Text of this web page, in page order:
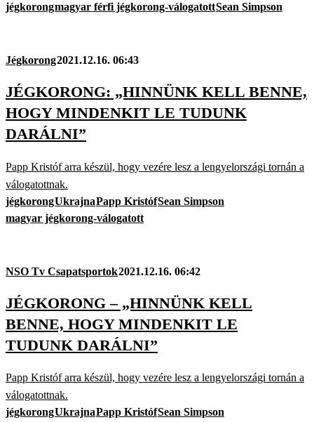
jégkorongmagyar férfi jégkorong-válogatottSean Simpson
Jégkorong2021.12.16. 06:43
JÉGKORONG: „HINNÜNK KELL BENNE,
HOGY MINDENKIT LE TUDUNK
DARÁLNI”
Papp Kristóf arra készül, hogy vezére lesz a lengyelországi tornán a
válogatottnak.
jégkorongUkrajnaPapp KristófSean Simpson
magyar jégkorong-válogatott
NSO Tv Csapatsportok2021.12.16. 06:42
JÉGKORONG – „HINNÜNK KELL
BENNE, HOGY MINDENKIT LE
TUDUNK DARÁLNI”
Papp Kristóf arra készül, hogy vezére lesz a lengyelországi tornán a
válogatottnak.
jégkorongUkrajnaPapp KristófSean Simpson